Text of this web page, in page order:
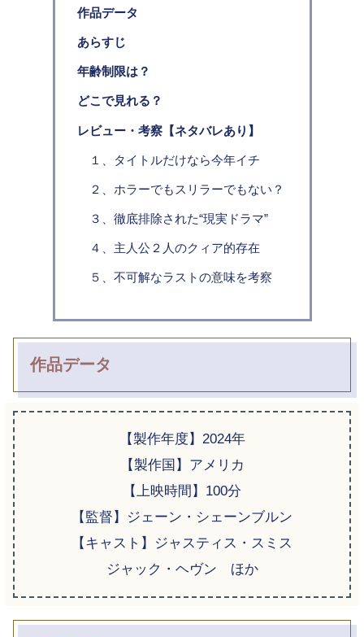
作品データ
あらすじ
年齢制限は？
どこで見れる？
レビュー・考察【ネタバレあり】
１、タイトルだけなら今年イチ
２、ホラーでもスリラーでもない？
３、徹底排除された“現実ドラマ”
４、主人公２人のクィア的存在
５、不可解なラストの意味を考察
作品データ
【製作年度】2024年
【製作国】アメリカ
【上映時間】100分
【監督】ジェーン・シェーンブルン
【キャスト】ジャスティス・スミス
ジャック・ヘヴン ほか